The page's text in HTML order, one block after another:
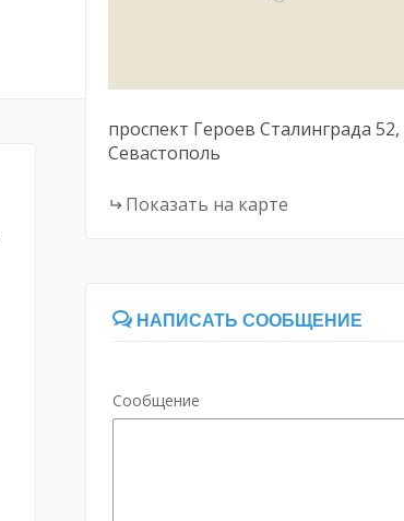
проспект Героев Сталинграда 52
Севастополь
Показать на карте
НАПИСАТЬ СООБЩЕНИЕ
Сообщение